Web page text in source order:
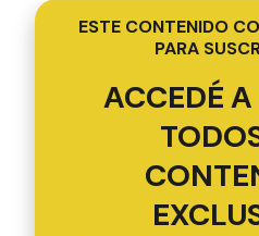
ESTE CONTENIDO
PARA
ACCEDÉ A